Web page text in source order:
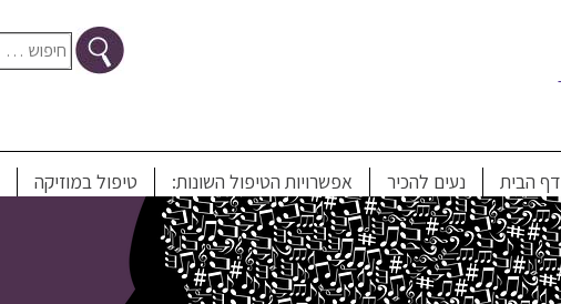
חיפוש:
דף הבית נעים להכיר אפשרויות הטיפול השונות: טיפול במוזיקה